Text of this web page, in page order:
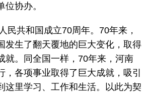
协办。
共和国成立70周年。70年来，
发生了翻天覆地的巨大变化，取得
就。同全国一样，70年来，河南
，各项事业取得了巨大成就，吸引
这里学习、工作和生活。以此为契